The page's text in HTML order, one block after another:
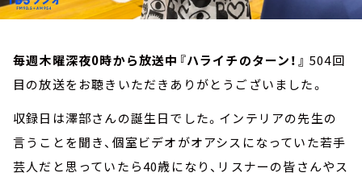
毎週木曜深夜0時から放送中『ハライチのターン！』 504回
目の放送をお聴きいただきありがとうございました。
収録日は澤部さんの誕生日でした。インテリアの先生の
言うことを聞き、個室ビデオがオアシスになっていた若手
芸人だと思っていたら40歳になり、リスナーの皆さんやス